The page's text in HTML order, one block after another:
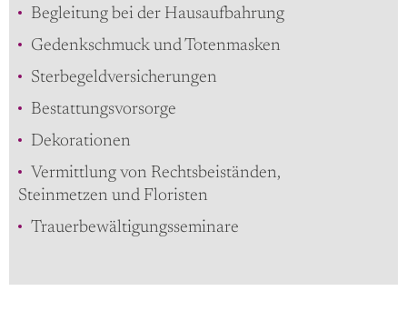
Begleitung bei der Hausaufbahrung
Gedenkschmuck und Totenmasken
Sterbegeldversicherungen
Bestattungsvorsorge
Dekorationen
Vermittlung von Rechtsbeiständen,
Steinmetzen und Floristen
Trauerbewältigungsseminare